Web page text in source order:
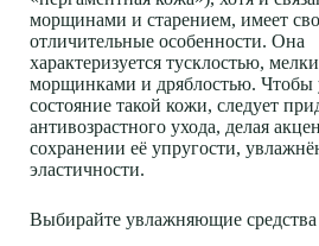
морщинами и старением, имеет
отличительные особенности. Она
характеризуется тусклостью,
морщинками и дряблостью. Чтобы
состояние такой кожи, следует
антивозрастного ухода, делая
сохранении её упругости,
эластичности.
Выбирайте увлажняющие